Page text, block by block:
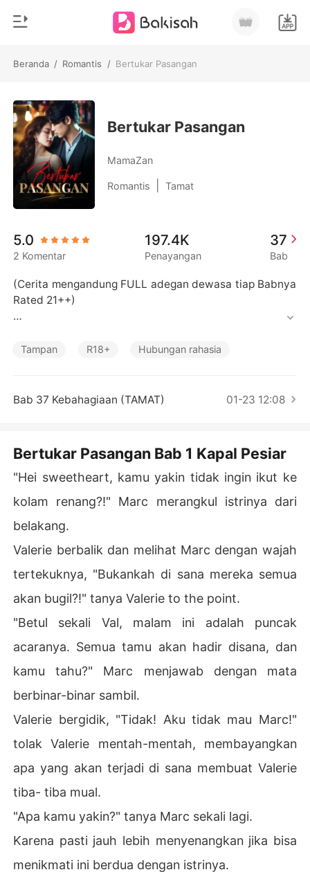
Beranda / Romantis / Bertukar Pasangan
Pengisian Ulang
Riwayat Membaca
Keluar
Unduh Aplikasi
Genre
Modern
Romantis
Cerita pendek
Likantrof
Bertukar Pasangan
MamaZan
Romantis Tamat
5.0
2 Komentar
197.4K
Penayangan
37
Bab
(Cerita mengandung FULL adegan dewasa tiap Babnya
Rated 21++)
mudi memiliki ketertarikan satu sama lain.
a pasangan suami istri yang mereka temui secara tidak
Hingga sebuah ide tercetus di pikiran mereka karena ra
"Sayang, hanya satu hari, haruskah kita bertukar pasan
ng istri.
ngkuhan ini akan berakhir atau membawa sebuah miste
ri kehidupan baru bagi kedua pasangan ini...
Tampan R18+ Hubungan rahasia
Bab 37 Kebahagiaan (TAMAT) 01-23 12:08
Bertukar Pasangan Bab 1 Kapal Pesiar
"Hei sweetheart, kamu yakin tidak ingin ikut ke
kolam renang?!" Marc merangkul istrinya dari
belakang.
Valerie berbalik dan melihat Marc dengan wajah
tertekuknya, "Bukankah di sana mereka semua
akan bugil?!" tanya Valerie to the point.
"Betul sekali Val, malam ini adalah puncak
acaranya. Semua tamu akan hadir disana, dan
kamu tahu?" Marc menjawab dengan mata
berbinar-binar sambil.
Valerie bergidik, "Tidak! Aku tidak mau Marc!"
tolak Valerie mentah-mentah, membayangkan
apa yang akan terjadi di sana membuat Valerie
tiba- tiba mual.
"Apa kamu yakin?" tanya Marc sekali lagi.
Karena pasti jauh lebih menyenangkan jika bisa
menikmati ini berdua dengan istrinya.